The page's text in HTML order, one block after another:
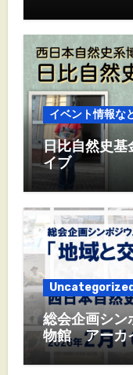
イベント情報な
日比自然史
イブ
Uncategorized
総会企画シ
物館 アーカ